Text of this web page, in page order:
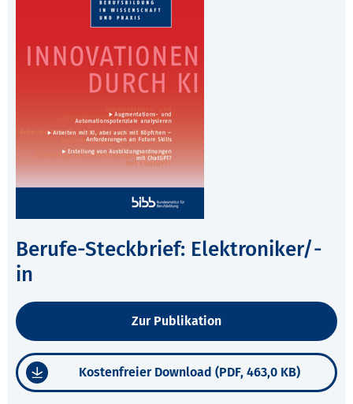
Berufe-Steckbrief: Elektroniker/-
in
Zur Publikation
Kostenfreier Download (PDF, 463,0 KB)